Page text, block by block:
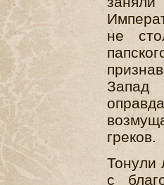
не
Запад
греков.
Тонули
с